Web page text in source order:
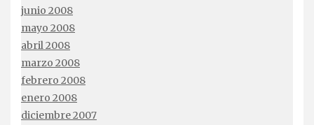
junio 2008
mayo 2008
abril 2008
marzo 2008
febrero 2008
enero 2008
diciembre 2007